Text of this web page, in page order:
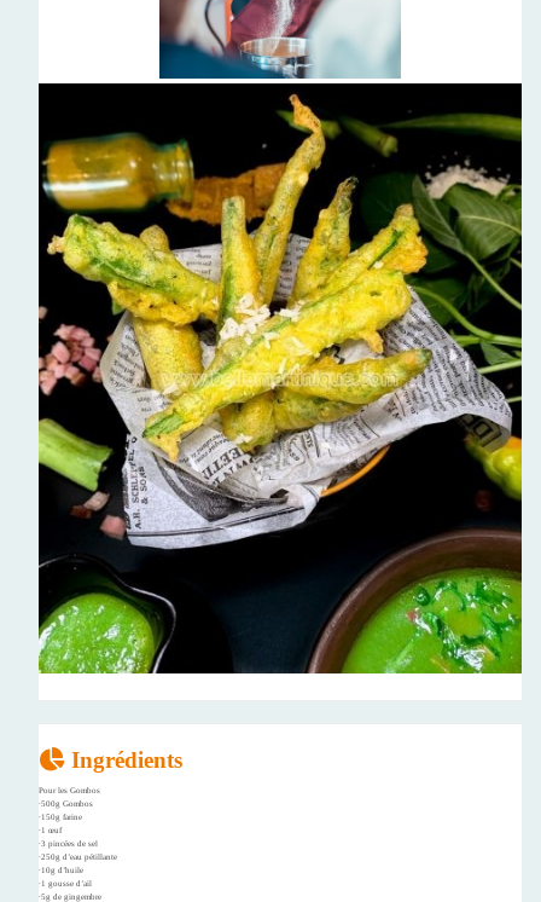
Ingrédients
Pour les Gombos
∙500g Gombos
∙150g farine
∙1 œuf
∙3 pincées de sel
∙250g d’eau pétillante
∙10g d’huile
∙1 gousse d’ail
∙5g de gingembre